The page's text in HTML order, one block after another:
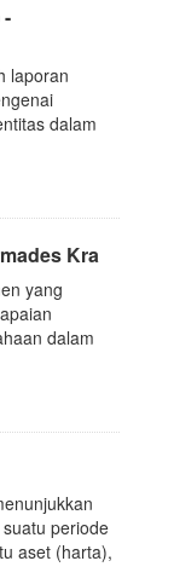
laporan
dalam
Kra
yang
dalam
periode
aset (harta),